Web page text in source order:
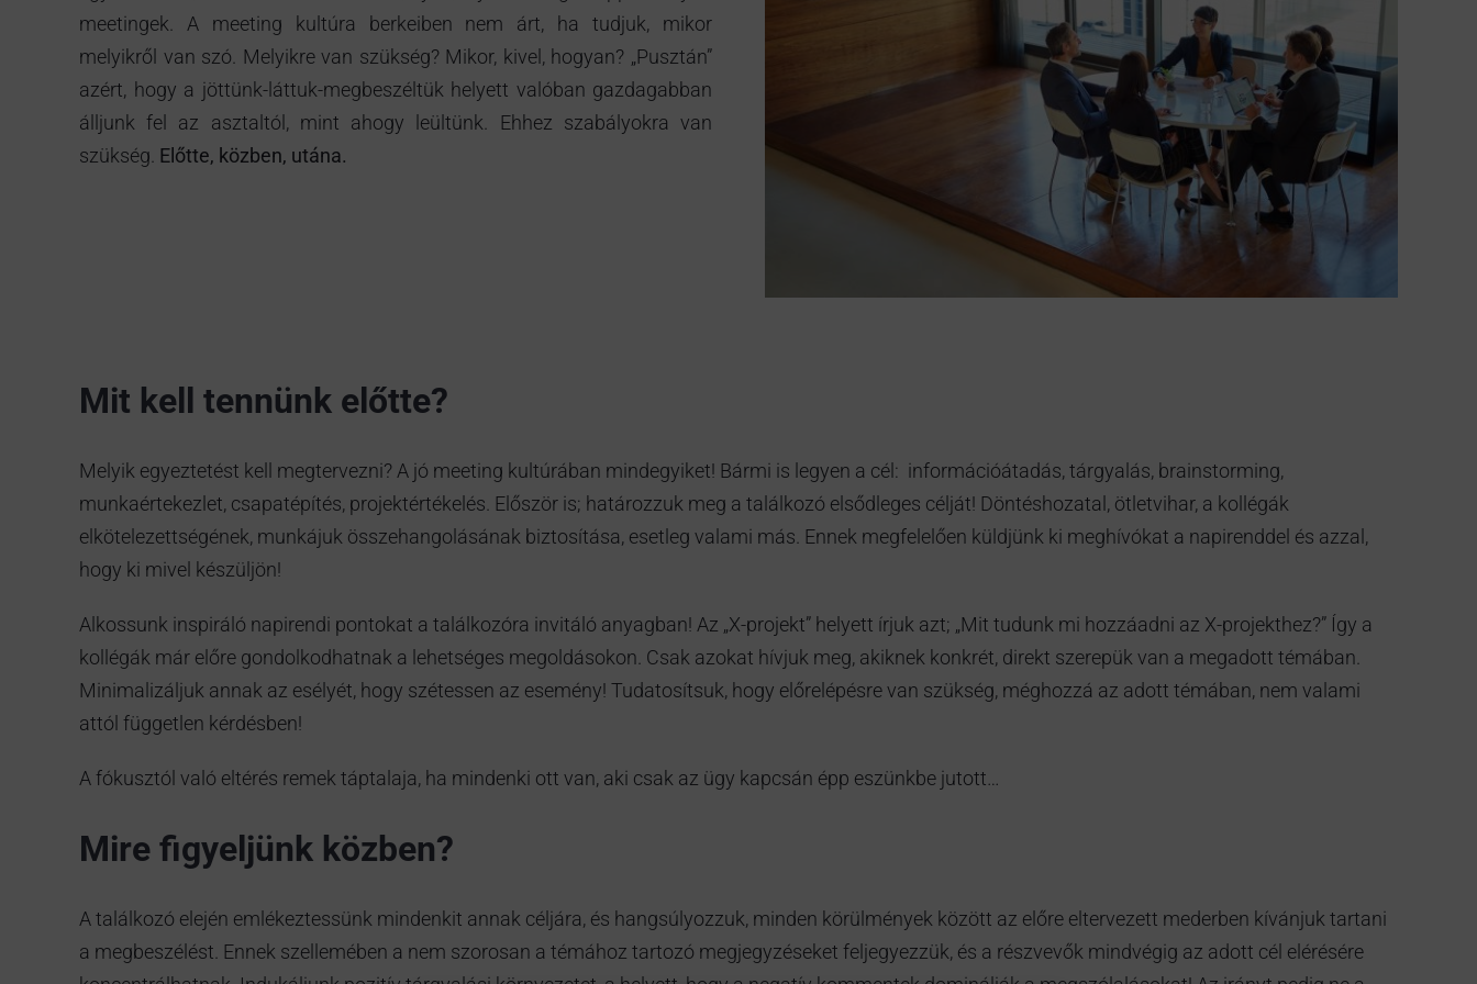
meetingek. A meeting kultúra berkeiben nem árt, ha tudjuk, mikor
melyikről van szó. Melyikre van szükség? Mikor, kivel, hogyan? „Pusztán”
azért, hogy a jöttünk-láttuk-megbeszéltük helyett valóban gazdagabban
álljunk fel az asztaltól, mint ahogy leültünk. Ehhez szabályokra van
szükség. Előtte, közben, utána.
Mit kell tennünk előtte?
Melyik egyeztetést kell megtervezni? A jó meeting kultúrában mindegyiket! Bármi is legyen a cél: információátadás, tárgyalás, brainstorming,
munkaértekezlet, csapatépítés, projektértékelés. Először is; határozzuk meg a találkozó elsődleges célját! Döntéshozatal, ötletvihar, a kollégák
elkötelezettségének, munkájuk összehangolásának biztosítása, esetleg valami más. Ennek megfelelően küldjünk ki meghívókat a napirenddel és azzal,
hogy ki mivel készüljön!
Alkossunk inspiráló napirendi pontokat a találkozóra invitáló anyagban! Az „X-projekt” helyett írjuk azt; „Mit tudunk mi hozzáadni az X-projekthez?” Így a
kollégák már előre gondolkodhatnak a lehetséges megoldásokon. Csak azokat hívjuk meg, akiknek konkrét, direkt szerepük van a megadott témában.
Minimalizáljuk annak az esélyét, hogy szétessen az esemény! Tudatosítsuk, hogy előrelépésre van szükség, méghozzá az adott témában, nem valami
attól független kérdésben!
A fókusztól való eltérés remek táptalaja, ha mindenki ott van, aki csak az ügy kapcsán épp eszünkbe jutott…
Mire figyeljünk közben?
A találkozó elején emlékeztessünk mindenkit annak céljára, és hangsúlyozzuk, minden körülmények között az előre eltervezett mederben kívánjuk tartani
a megbeszélést. Ennek szellemében a nem szorosan a témához tartozó megjegyzéseket feljegyezzük, és a részvevők mindvégig az adott cél elérésére